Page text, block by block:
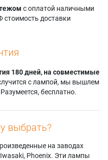
с оплатой наличными
стоимость доставки
180 дней, на совместимые
с лампой, мы вышлем
бесплатно.
выбрать?
на заводах
Phoenix. Эти лампы